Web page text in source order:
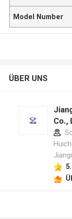
Model Number
ÜBER UNS
Co.,